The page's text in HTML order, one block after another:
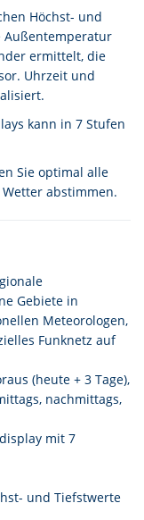
Höchst- und
Außentemperatur
ermittelt, die
Uhrzeit und
kann in 7 Stufen
Sie optimal alle
abstimmen.
Gebiete in
Meteorologen,
Funknetz auf
(heute + 3 Tage),
nachmittags,
mit 7
und Tiefstwerte